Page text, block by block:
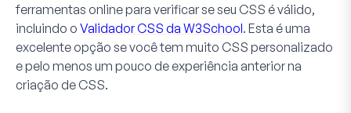
ferramentas online para verificar se seu CSS é válido,
incluindo o Validador CSS da W3School. Esta é uma
excelente opção se você tem muito CSS personalizado
e pelo menos um pouco de experiência anterior na
criação de CSS.